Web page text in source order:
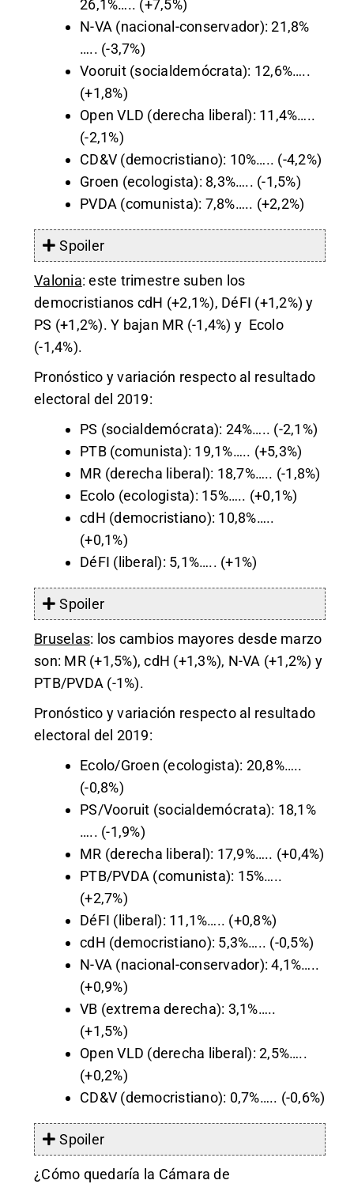
26,1%….. (+7,5%)
N-VA (nacional-conservador): 21,8%
….. (-3,7%)
Vooruit (socialdemócrata): 12,6%…..
(+1,8%)
Open VLD (derecha liberal): 11,4%…..
(-2,1%)
CD&V (democristiano): 10%….. (-4,2%)
Groen (ecologista): 8,3%….. (-1,5%)
PVDA (comunista): 7,8%….. (+2,2%)
Spoiler
Valonia: este trimestre suben los
democristianos cdH (+2,1%), DéFI (+1,2%) y
PS (+1,2%). Y bajan MR (-1,4%) y Ecolo
(-1,4%).
Pronóstico y variación respecto al resultado
electoral del 2019:
PS (socialdemócrata): 24%….. (-2,1%)
PTB (comunista): 19,1%….. (+5,3%)
MR (derecha liberal): 18,7%….. (-1,8%)
Ecolo (ecologista): 15%….. (+0,1%)
cdH (democristiano): 10,8%…..
(+0,1%)
DéFI (liberal): 5,1%….. (+1%)
Spoiler
Bruselas: los cambios mayores desde marzo
son: MR (+1,5%), cdH (+1,3%), N-VA (+1,2%) y
PTB/PVDA (-1%).
Pronóstico y variación respecto al resultado
electoral del 2019:
Ecolo/Groen (ecologista): 20,8%…..
(-0,8%)
PS/Vooruit (socialdemócrata): 18,1%
….. (-1,9%)
MR (derecha liberal): 17,9%….. (+0,4%)
PTB/PVDA (comunista): 15%…..
(+2,7%)
DéFI (liberal): 11,1%….. (+0,8%)
cdH (democristiano): 5,3%….. (-0,5%)
N-VA (nacional-conservador): 4,1%…..
(+0,9%)
VB (extrema derecha): 3,1%…..
(+1,5%)
Open VLD (derecha liberal): 2,5%…..
(+0,2%)
CD&V (democristiano): 0,7%….. (-0,6%)
Spoiler
¿Cómo quedaría la Cámara de